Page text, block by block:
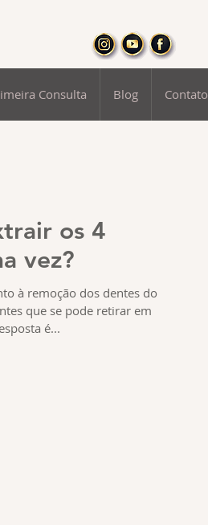
Consulta Blog Contato
os 4
vez?
à remoção dos dentes do
que se pode retirar em
é...